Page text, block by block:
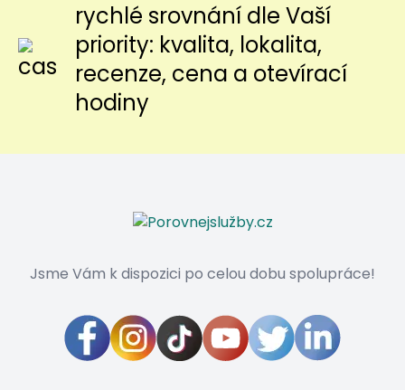
rychlé srovnání dle Vaší
priority: kvalita, lokalita,
recenze, cena a otevírací
hodiny
Jsme Vám k dispozici po celou dobu spolupráce!